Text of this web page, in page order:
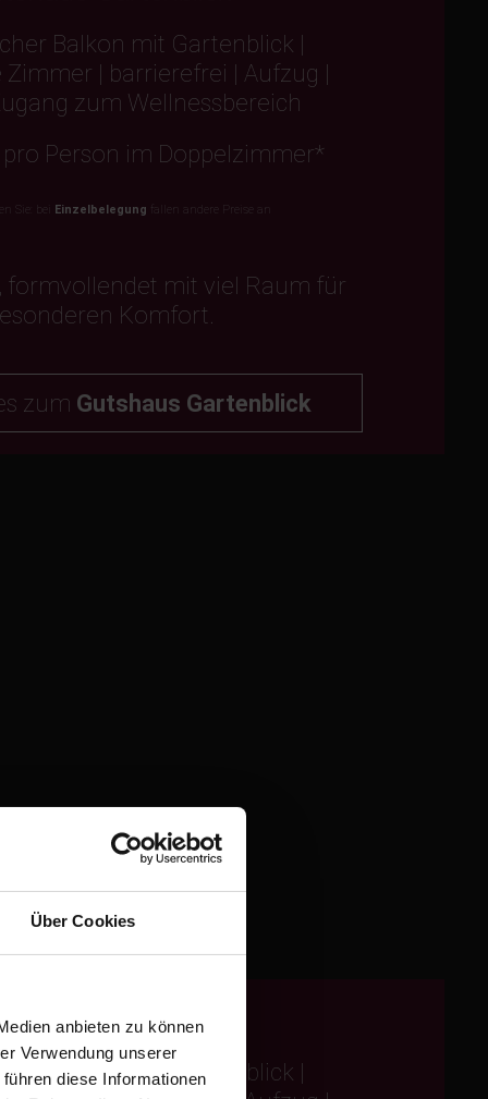
Über Cookies
anbieten zu können
Verwendung unserer
diese Informationen
Balkon mit Gartenblick |
| barrierefrei | Aufzug |
zum Wellnessbereich
pro Person im Doppelzimmer*
Sie: bei Einzelbelegung fallen andere Preise an
formvollendet mit viel Raum für
Komfort.
zum Gutshaus Gartenblick
Gutshaus Klein
Balkon mit Gartenblick |